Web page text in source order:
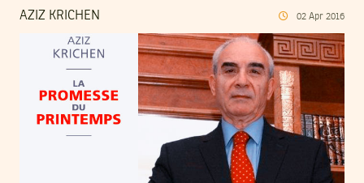
AZIZ KRICHEN 02 Apr 2016